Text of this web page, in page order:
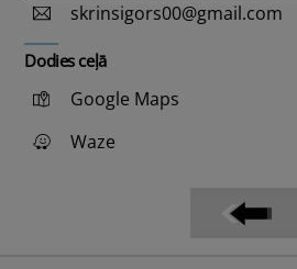
skrinsigors00@gmail.com
Dodies ceļā
Google Maps
Waze